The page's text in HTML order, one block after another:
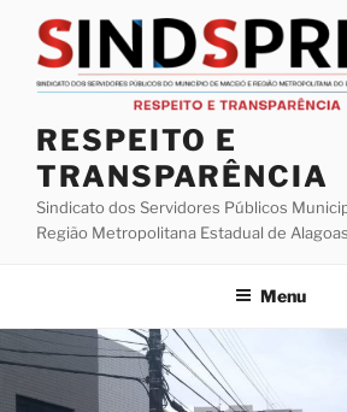
conteúdo
RESPEITO E
TRANSPARÊNCIA
Sindicato dos Servidores Públicos
Região Metropolitana Estadual de Alagoas
Menu